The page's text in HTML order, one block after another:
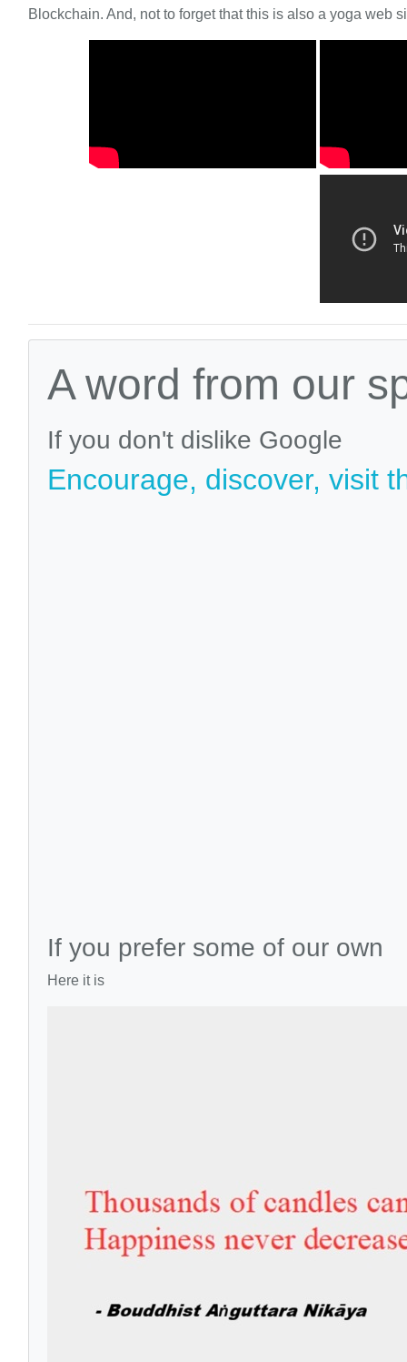
Blockchain. And, not to forget that this is also a yoga web
A word from our
If you don't dislike Google
Encourage, discover, visit
If you prefer some of our own
Here it is